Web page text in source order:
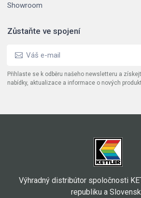
Showroom
Zůstaňte ve spojení
Přihlaste se k odběru našeho newsletteru a
nabídky, aktualizace a informace o nových
Výhradný distribútor spoločnosti
republiku a